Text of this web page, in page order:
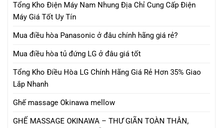
Tổng Kho Điện Máy Nam Nhung Địa Chỉ Cung Cấp Điện
Máy Giá Tốt Uy Tín
Mua điều hòa Panasonic ở đâu chính hãng giá rẻ?
Mua điều hòa tủ đứng LG ở đâu giá tốt
Tổng Kho Điều Hòa LG Chính Hãng Giá Rẻ Hơn 35% Giao
Lắp Nhanh
Ghế massage Okinawa mellow
GHẾ MASSAGE OKINAWA – THƯ GIÃN TOÀN THÂN,